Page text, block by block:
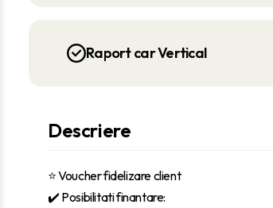
Raport car Vertical
Descriere
⭐ Voucher fidelizare client
✔️ Posibilitati finantare: